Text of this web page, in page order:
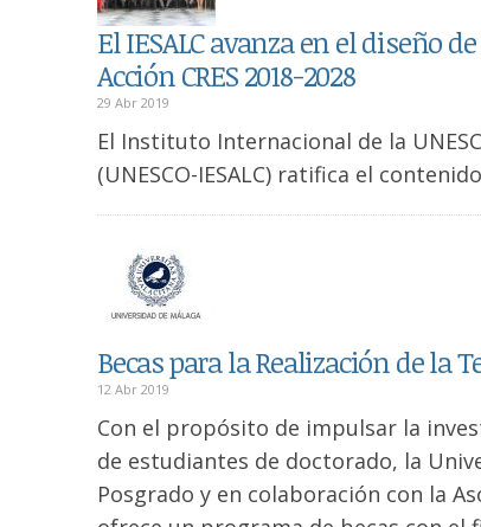
El IESALC avanza en el diseño
Acción CRES 2018-2028
29 Abr 2019
El Instituto Internacional de la
(UNESCO-IESALC) ratifica el
Becas para la Realización de la
12 Abr 2019
Con el propósito de impulsar la
de estudiantes de doctorado, la
Posgrado y en colaboración con la